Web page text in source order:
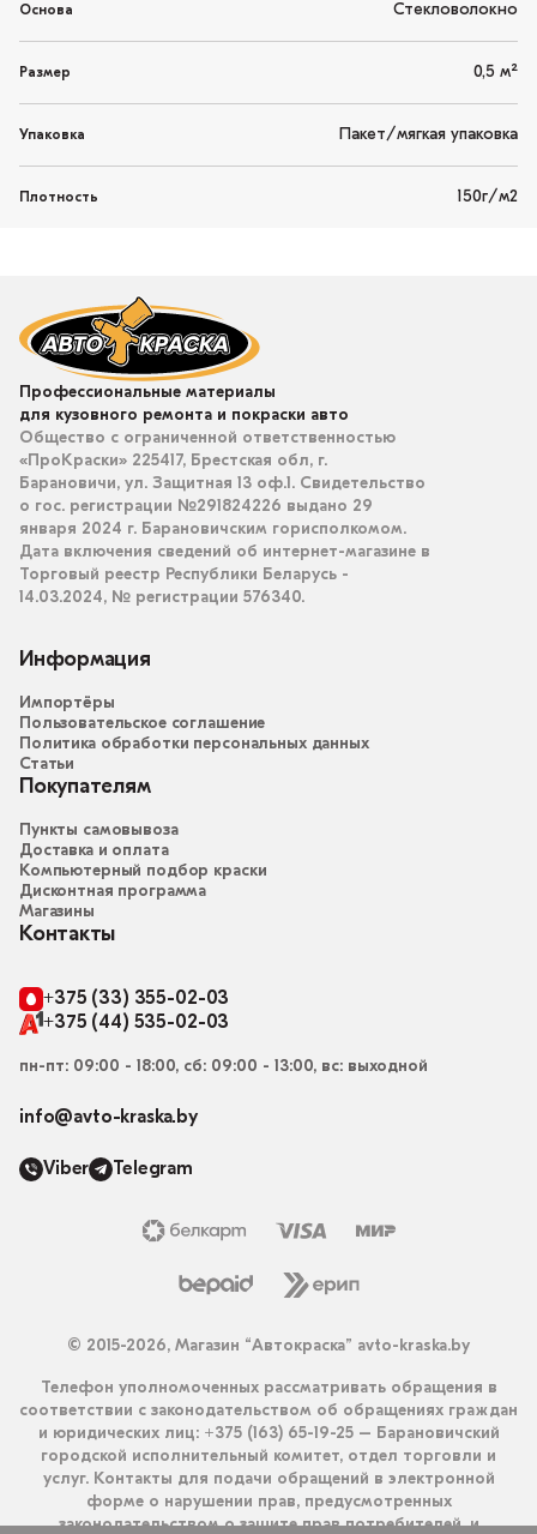
Основа Стекловолокно
Размер 0,5 м²
Упаковка Пакет/мягкая упаковка
Плотность 150г/м2
Профессиональные материалы
для кузовного ремонта и покраски авто
Общество с ограниченной ответственностью
«ПроКраски» 225417, Брестская обл, г.
Барановичи, ул. Защитная 13 оф.1. Свидетельство
о гос. регистрации №291824226 выдано 29
января 2024 г. Барановичским горисполкомом.
Дата включения сведений об интернет-магазине в
Торговый реестр Республики Беларусь -
14.03.2024, № регистрации 576340.
Информация
Импортёры
Пользовательское соглашение
Политика обработки персональных данных
Статьи
Покупателям
Пункты самовывоза
Доставка и оплата
Компьютерный подбор краски
Дисконтная программа
Магазины
Контакты
+375 (33) 355-02-03
+375 (44) 535-02-03
пн-пт: 09:00 - 18:00, сб: 09:00 - 13:00, вс: выходной
info@avto-kraska.by
Viber Telegram
© 2015-2026, Магазин “Автокраска” avto-kraska.by
Телефон уполномоченных рассматривать обращения в
соответствии с законодательством об обращениях граждан
и юридических лиц: +375 (163) 65-19-25 – Барановичский
городской исполнительный комитет, отдел торговли и
услуг. Контакты для подачи обращений в электронной
форме о нарушении прав, предусмотренных
законодательством о защите прав потребителей, и